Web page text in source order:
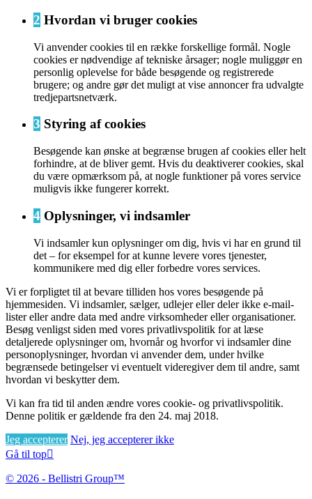
2 Hvordan vi bruger cookies
Vi anvender cookies til en række forskellige formål. Nogle
cookies er nødvendige af tekniske årsager; nogle muliggør en
personlig oplevelse for både besøgende og registrerede
brugere; og andre gør det muligt at vise annoncer fra udvalgte
tredjepartsnetværk.
3 Styring af cookies
Besøgende kan ønske at begrænse brugen af cookies eller helt
forhindre, at de bliver gemt. Hvis du deaktiverer cookies, skal
du være opmærksom på, at nogle funktioner på vores service
muligvis ikke fungerer korrekt.
4 Oplysninger, vi indsamler
Vi indsamler kun oplysninger om dig, hvis vi har en grund til
det – for eksempel for at kunne levere vores tjenester,
kommunikere med dig eller forbedre vores services.
Vi er forpligtet til at bevare tilliden hos vores besøgende på
hjemmesiden. Vi indsamler, sælger, udlejer eller deler ikke e-mail-
lister eller andre data med andre virksomheder eller organisationer.
Besøg venligst siden med vores privatlivspolitik for at læse
detaljerede oplysninger om, hvornår og hvorfor vi indsamler dine
personoplysninger, hvordan vi anvender dem, under hvilke
begrænsede betingelser vi eventuelt videregiver dem til andre, samt
hvordan vi beskytter dem.
Vi kan fra tid til anden ændre vores cookie- og privatlivspolitik.
Denne politik er gældende fra den 24. maj 2018.
Jeg accepterer Nej, jeg accepterer ikke
Gå til top
© 2026 - Bellistri Group™